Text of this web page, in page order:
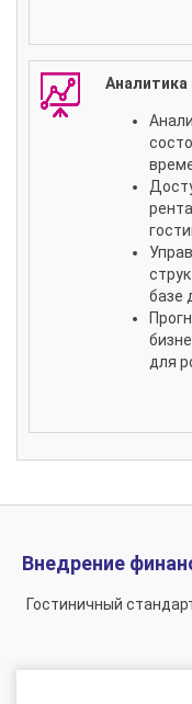
Аналитика
базе
для
Внедрение
Гостиничный